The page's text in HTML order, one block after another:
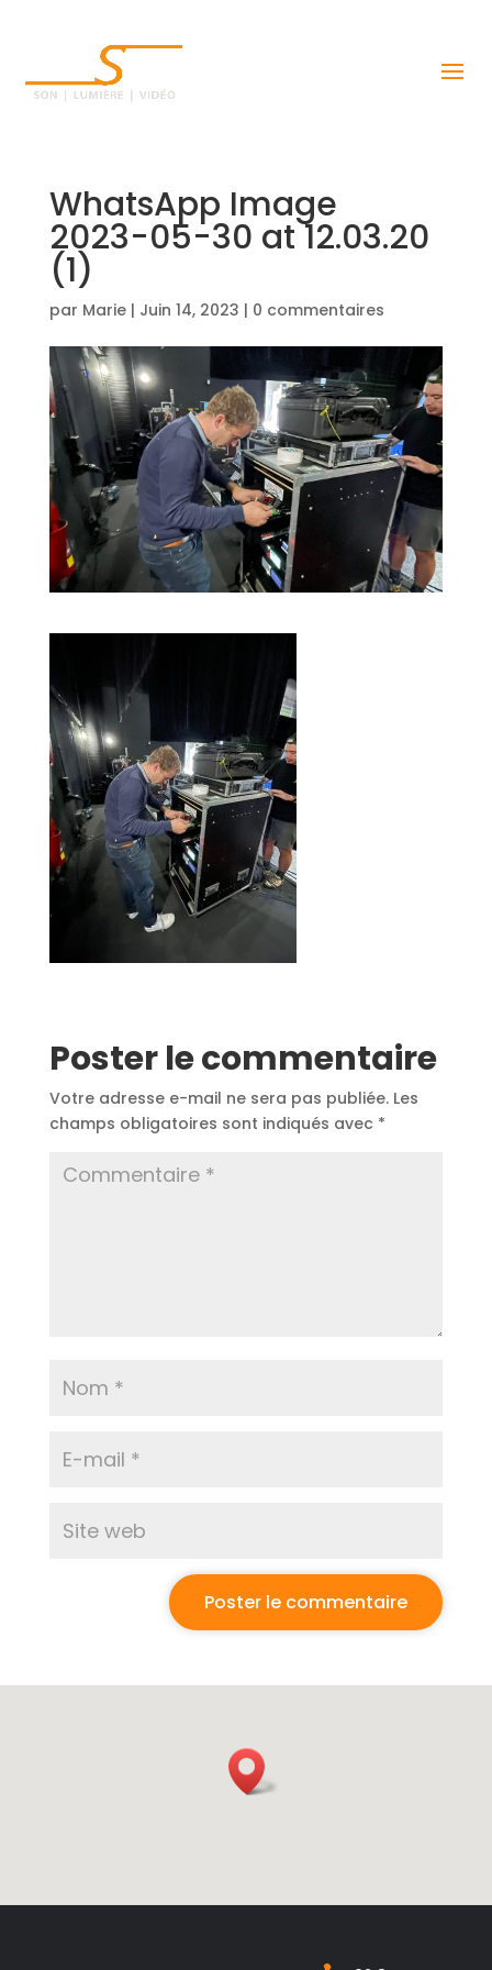
WhatsApp Image
2023-05-30 at 12.03.20
(1)
par Marie| Juin 14, 2023 | 0 commentaires
Poster le commentaire
Votre adresse e-mail ne sera pas publiée. Les
champs obligatoires sont indiqués avec *